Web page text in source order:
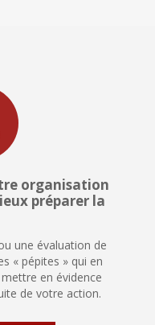
organisation
préparer la
une évaluation de
« pépites » qui en
en évidence
de votre action.